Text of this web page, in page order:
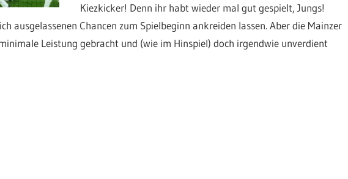
Kiezkicker! Denn ihr habt wieder mal gut gespielt, Jungs!
ausgelassenen Chancen zum Spielbeginn ankreiden lassen. Aber die Mainzer
Leistung gebracht und (wie im Hinspiel) doch irgendwie unverdient